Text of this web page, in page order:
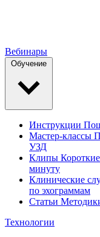
Вебинары
Инструкции
Мастер-классы
УЗД
Клипы
минуту
Клинические
по эхограммам
Статьи
Технологии